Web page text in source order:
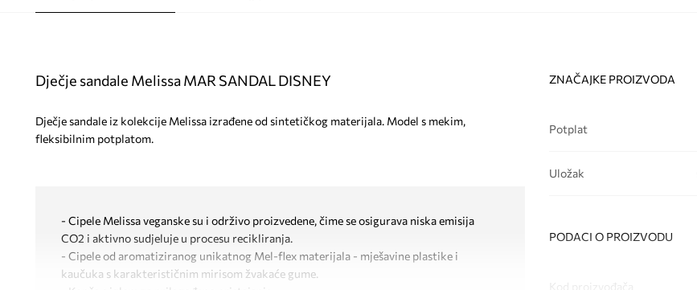
Dječje sandale Melissa MAR SANDAL DISNEY
Dječje sandale iz kolekcije Melissa izrađene od sintetičkog materijala. Model s mekim,
fleksibilnim potplatom.
- Cipele Melissa veganske su i održivo proizvedene, čime se osigurava niska emisija
CO2 i aktivno sudjeluje u procesu recikliranja.
- Cipele od aromatiziranog unikatnog Mel-flex materijala - mješavine plastike i
kaučuka s karakterističnim mirisom žvakaće gume.
ZNAČAJKE PROIZVODA
Potplat
Uložak
PODACI O PROIZVODU